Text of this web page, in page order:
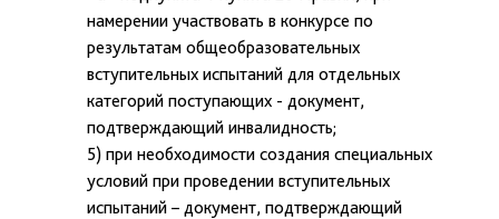
намерении участвовать в конкурсе по
результатам общеобразовательных
вступительных испытаний для отдельных
категорий поступающих - документ,
подтверждающий инвалидность;
5) при необходимости создания специальных
условий при проведении вступительных
испытаний – документ, подтверждающий